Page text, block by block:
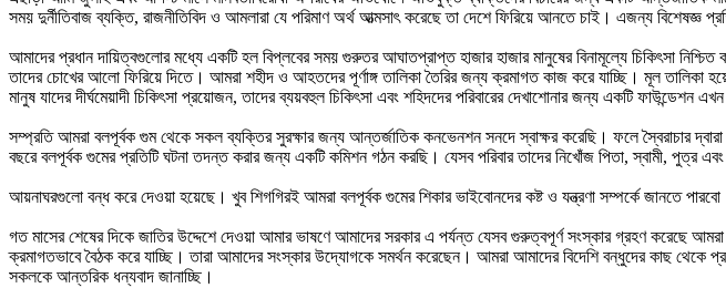
সময় দুর্নীতিবাজ ব্যক্তি, রাজনীতিবিদ ও আমলারা যে পরিমাণ অর্থ আত্মসাৎ করেছে তা দেশে ফিরিয়ে আনতে চাই। এজন্য বিশেষজ্ঞ
আমাদের প্রধান দায়িত্বগুলোর মধ্যে একটি হল বিপ্লবের সময় গুরুতর আঘাতপ্রাপ্ত হাজার হাজার মানুষের বিনামূল্যে চিকিৎসা
তাদের চোখের আলো ফিরিয়ে দিতে। আমরা শহীদ ও আহতদের পূর্ণাঙ্গ তালিকা তৈরির জন্য ক্রমাগত কাজ করে যাচ্ছি। মূল
মানুষ যাদের দীর্ঘমেয়াদী চিকিৎসা প্রয়োজন, তাদের ব্যয়বহুল চিকিৎসা এবং শহিদদের পরিবারের দেখাশোনার জন্য একটি
সম্প্রতি আমরা বলপূর্বক গুম থেকে সকল ব্যক্তির সুরক্ষার জন্য আন্তর্জাতিক কনভেনশন সনদে স্বাক্ষর করেছি। ফলে স্বৈরাচার
বছরে বলপূর্বক গুমের প্রতিটি ঘটনা তদন্ত করার জন্য একটি কমিশন গঠন করছি। যেসব পরিবার তাদের নিখোঁজ পিতা, স্বামী, পুত্র
আয়নাঘরগুলো বন্ধ করে দেওয়া হয়েছে। খুব শিগগিরই আমরা বলপূর্বক গুমের শিকার ভাইবোনদের কষ্ট ও যন্ত্রণা সম্পর্কে জানতে
গত মাসের শেষের দিকে জাতির উদ্দেশে দেওয়া আমার ভাষণে আমাদের সরকার এ পর্যন্ত যেসব গুরুত্বপূর্ণ সংস্কার গ্রহণ করেছে
ক্রমাগতভাবে বৈঠক করে যাচ্ছি। তারা আমাদের সংস্কার উদ্যোগকে সমর্থন করেছেন। আমরা আমাদের বিদেশি বন্ধুদের কাছ থেকে
সকলকে আন্তরিক ধন্যবাদ জানাচ্ছি।